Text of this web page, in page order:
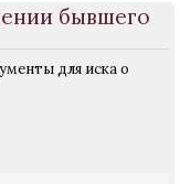
бывшего
для иска о